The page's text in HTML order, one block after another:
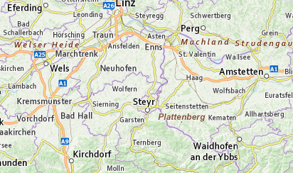
spätestens 16 Uhr des Vortages. Die Tour
findet bei jedem Wetter statt. Wir behalten
uns das Recht vor, den Inhalt der Tour
flexibel zu gestalten und an die jeweiligen
Wetterbedingungen anzupassen.